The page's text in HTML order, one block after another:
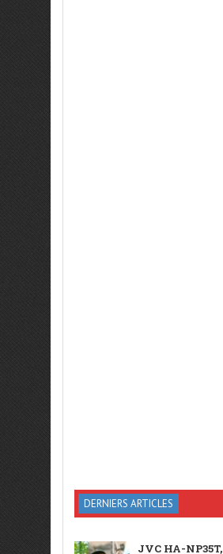
DERNIERS ARTICLES
JVC HA-NP35T,